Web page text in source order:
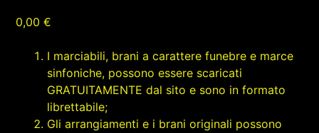
0,00€
I marciabili, brani a carattere funebre e marce
sinfoniche, possono essere scaricati
GRATUITAMENTE dal sito e sono in formato
librettabile;
Gli arrangiamenti e i brani originali possono